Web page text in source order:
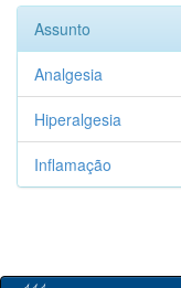
Assunto
Analgesia
Hiperalgesia
Inflamação